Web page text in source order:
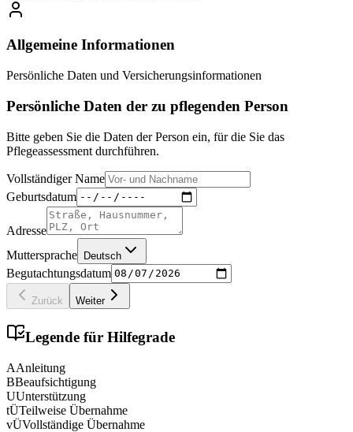
Allgemeine Informationen
Persönliche Daten und Versicherungsinformationen
Persönliche Daten der zu pflegenden Person
Bitte geben Sie die Daten der Person ein, für die Sie das
Pflegeassessment durchführen.
Vollständiger Name
Geburtsdatum
Adresse
Muttersprache Deutsch
Begutachtungsdatum
Zurück Weiter
Legende für Hilfegrade
AAnleitung
BBeaufsichtigung
UUnterstützung
tÜTeilweise Übernahme
vÜVollständige Übernahme